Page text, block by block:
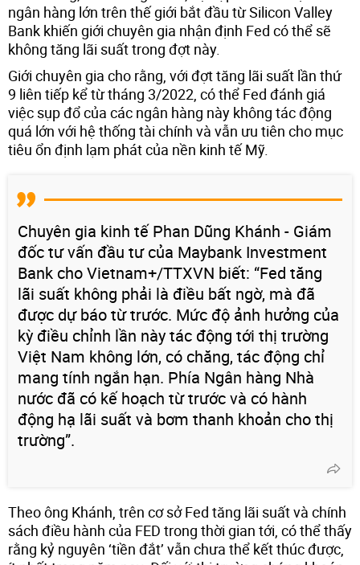
ngân hàng lớn trên thế giới bắt đầu từ Silicon Valley
Bank khiến giới chuyên gia nhận định Fed có thể sẽ
không tăng lãi suất trong đợt này.
Giới chuyên gia cho rằng, với đợt tăng lãi suất lần thứ
9 liên tiếp kể từ tháng 3/2022, có thể Fed đánh giá
việc sụp đổ của các ngân hàng này không tác động
quá lớn với hệ thống tài chính và vẫn ưu tiên cho mục
tiêu ổn định lạm phát của nền kinh tế Mỹ.
Chuyên gia kinh tế Phan Dũng Khánh - Giám
đốc tư vấn đầu tư của Maybank Investment
Bank cho Vietnam+/TTXVN biết: “Fed tăng
lãi suất không phải là điều bất ngờ, mà đã
được dự báo từ trước. Mức độ ảnh hưởng của
kỳ điều chỉnh lần này tác động tới thị trường
Việt Nam không lớn, có chăng, tác động chỉ
mang tính ngắn hạn. Phía Ngân hàng Nhà
nước đã có kế hoạch từ trước và có hành
động hạ lãi suất và bơm thanh khoản cho thị
trường”.
Theo ông Khánh, trên cơ sở Fed tăng lãi suất và chính
sách điều hành của FED trong thời gian tới, có thể thấy
rằng kỷ nguyên ‘tiền đắt’ vẫn chưa thể kết thúc được,